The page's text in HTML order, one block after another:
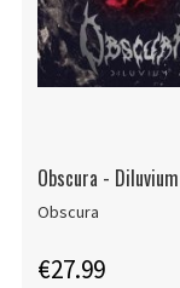
Obscura - Diluvium
Obscura
€27.99